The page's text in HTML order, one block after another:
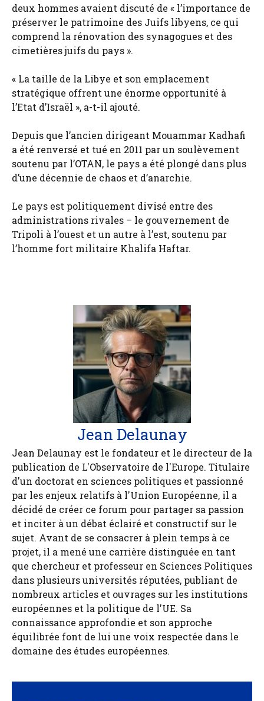
deux hommes avaient discuté de « l’importance de
préserver le patrimoine des Juifs libyens, ce qui
comprend la rénovation des synagogues et des
cimetières juifs du pays ».
« La taille de la Libye et son emplacement
stratégique offrent une énorme opportunité à
l’Etat d’Israël », a-t-il ajouté.
Depuis que l’ancien dirigeant Mouammar Kadhafi
a été renversé et tué en 2011 par un soulèvement
soutenu par l’OTAN, le pays a été plongé dans plus
d’une décennie de chaos et d’anarchie.
Le pays est politiquement divisé entre des
administrations rivales – le gouvernement de
Tripoli à l’ouest et un autre à l’est, soutenu par
l’homme fort militaire Khalifa Haftar.
Jean Delaunay
Jean Delaunay est le fondateur et le directeur de la
publication de L'Observatoire de l'Europe. Titulaire
d'un doctorat en sciences politiques et passionné
par les enjeux relatifs à l'Union Européenne, il a
décidé de créer ce forum pour partager sa passion
et inciter à un débat éclairé et constructif sur le
sujet. Avant de se consacrer à plein temps à ce
projet, il a mené une carrière distinguée en tant
que chercheur et professeur en Sciences Politiques
dans plusieurs universités réputées, publiant de
nombreux articles et ouvrages sur les institutions
européennes et la politique de l'UE. Sa
connaissance approfondie et son approche
équilibrée font de lui une voix respectée dans le
domaine des études européennes.